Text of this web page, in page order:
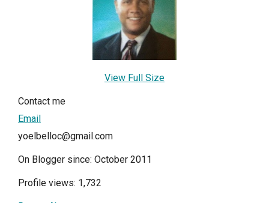
View Full Size
Contact me
Email
yoelbelloc@gmail.com
On Blogger since: October 2011
Profile views: 1,732